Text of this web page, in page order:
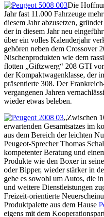
Die
Jahr fast 11.000 Fahrzeuge
diesem Jahr abzusetzen,
der in diesem Jahr neu
über ein volles Kalenderjahr
gehören neben dem Crossover
Nischenprodukten wie dem
flotten „Giftzwerg“ 208 GTI
der Kompaktwagenklasse, der
präsentierte 308. Der
vergangenen Jahren
wieder etwas beleben.
„Zwischen
erwartenden Gesamtsatzes im
aus dem Bereich der leichten
Peugeot-Sprecher Thomas
kompetenter Beratung und
Produkte wie den Boxer in
oder Bipper, wieder stärker in
gehe es sowohl um Autos, die
und weitere Dienstleistungen
Freizeit-orientierte
Produktpalette aus dem Hause
eigens mit dem